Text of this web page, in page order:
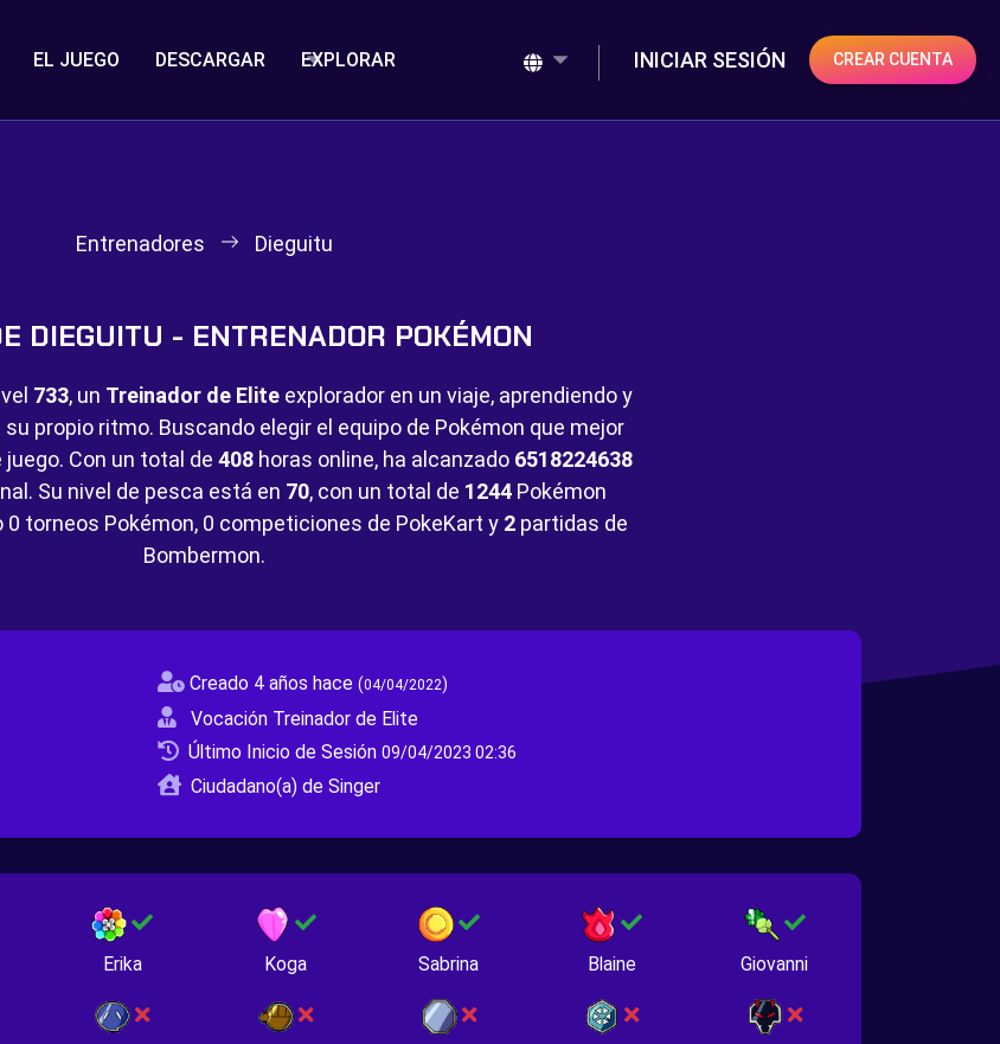
EL JUEGO DESCARGAR EXPLORAR INICIAR SESIÓN CREAR CUENTA
Entrenadores Dieguitu
DIEGUITU - ENTRENADOR POKÉMON
733, un Treinador de Eliteexplorador en un viaje, aprendiendo y
propio ritmo. Buscando elegir el equipo de Pokémon que mejor
Con un total de 408 horas online, ha alcanzado 6518224638
Su nivel de pesca está en 70, con un total de 1244Pokémon
0 torneos Pokémon, 0 competiciones de PokeKart y 2partidas de
Bombermon.
Creado 4 años hace (04/04/2022)
Vocación Treinador de Elite
Último Inicio de Sesión 09/04/2023 02:36
Ciudadano(a) de Singer
Erika Koga Sabrina Blaine Giovanni